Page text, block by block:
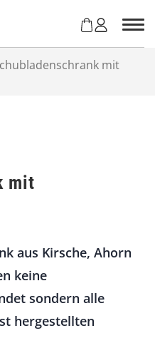
mit
mit
aus Kirsche, Ahorn
keine
sondern alle
hergestellten